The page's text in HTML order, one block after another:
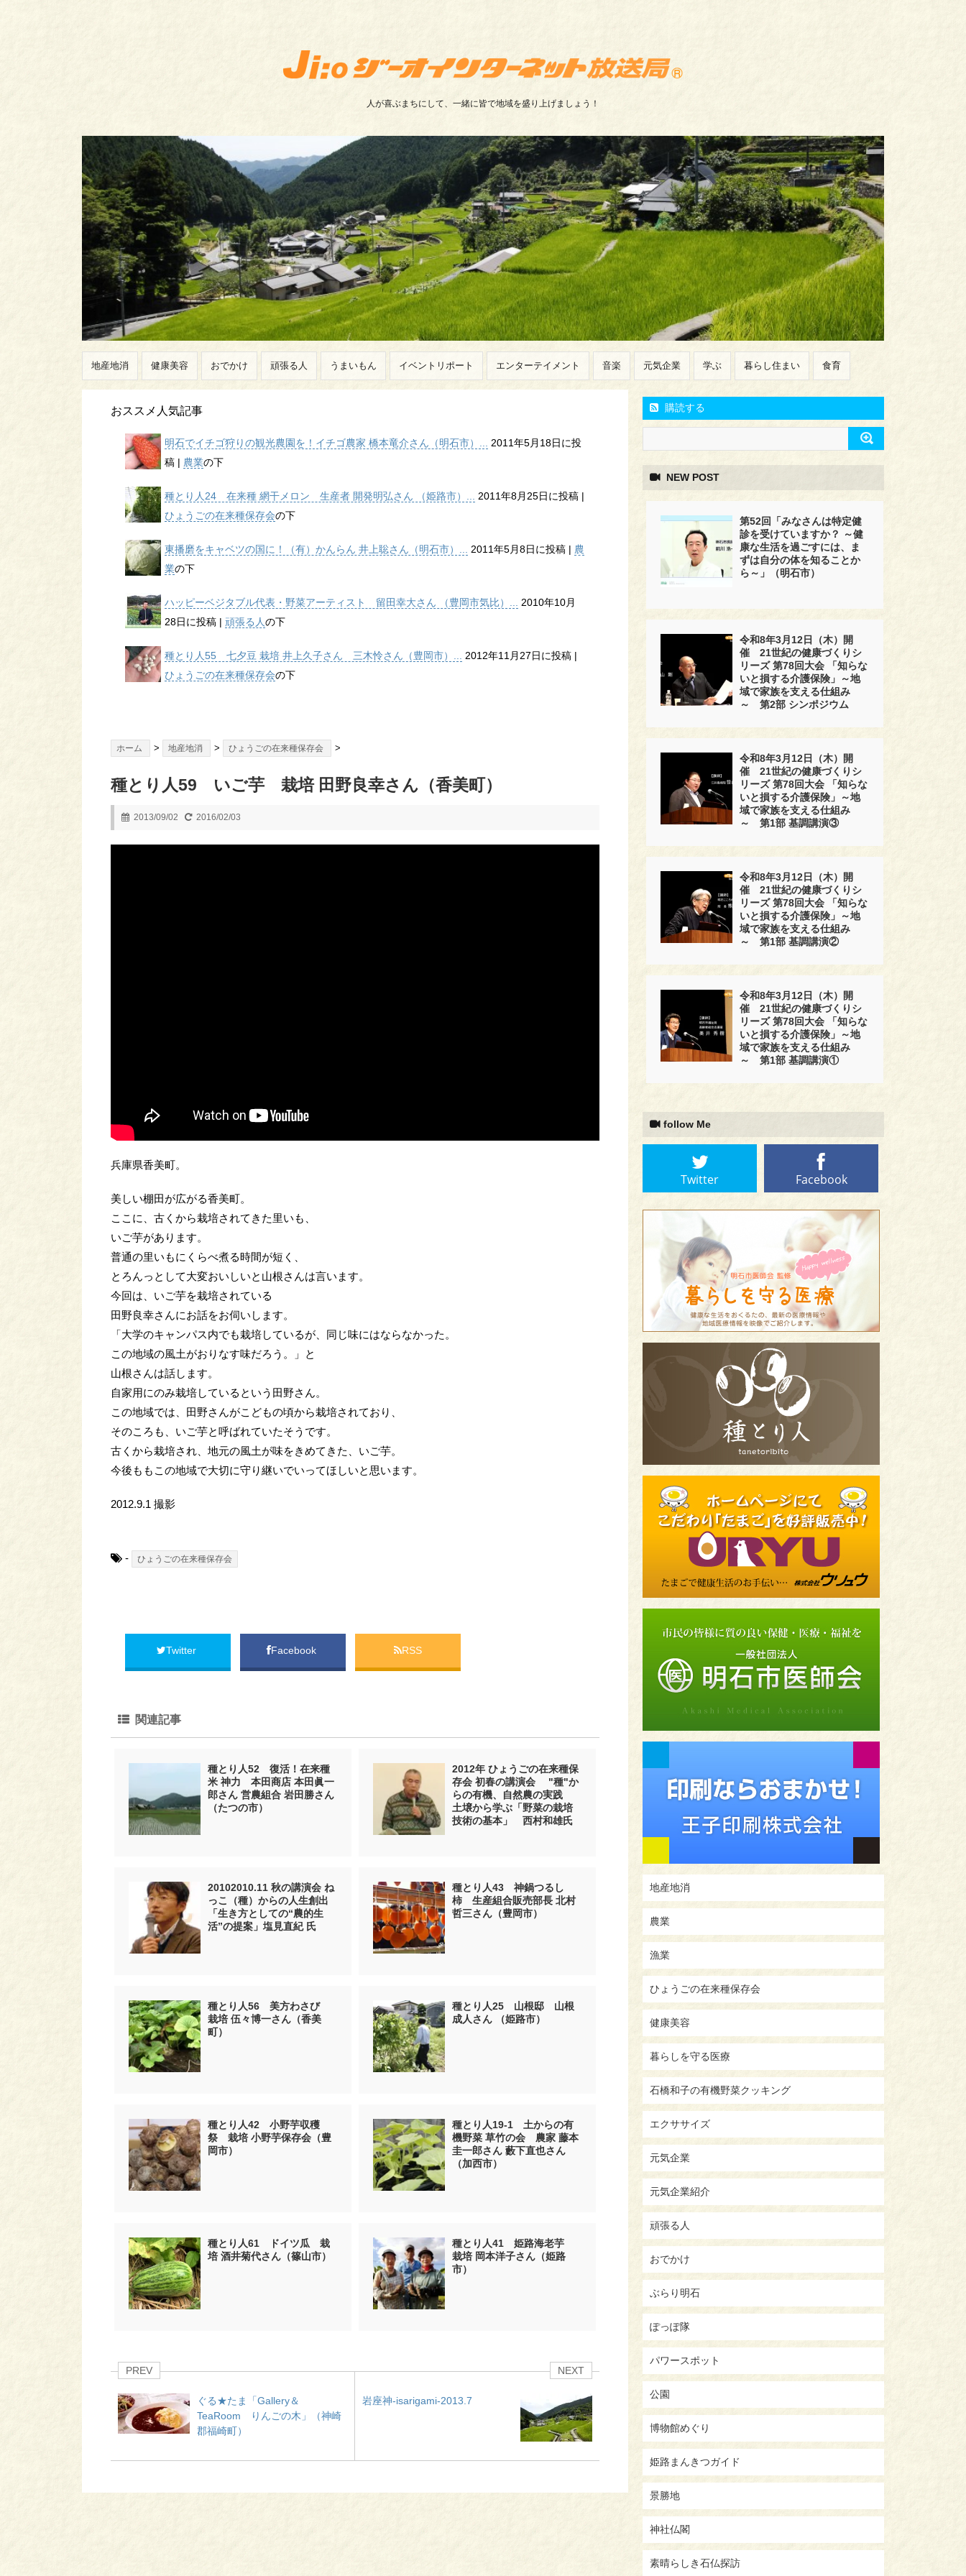
人が喜ぶまちにして、一緒に皆で地域を盛り上げましょう！
地産地消 健康美容 おでかけ 頑張る人 うまいもん イベントリポート エンターテイメント 音楽 元気企業 学ぶ 暮らし住まい 食育
おススメ人気記事
明石でイチゴ狩りの観光農園を！イチゴ農家 橋本竜介さん（明石市）...
2011年5月18日に投
稿 | 農業の下
種とり人24 在来種 網干メロン 生産者 開発明弘さん （姫路市）... 2011年8月25日に投稿 |
ひょうごの在来種保存会の下
東播磨をキャベツの国に！（有）かんらん 井上聡さん（明石市）... 2011年5月8日に投稿 | 農
業の下
ハッピーベジタブル代表・野菜アーティスト 留田幸大さん （豊岡市気比）...
2010年10月
28日に投稿 | 頑張る人の下
種とり人55 七夕豆 栽培 井上久子さん 三木怜さん（豊岡市）... 2012年11月27日に投稿 |
ひょうごの在来種保存会の下
ホーム > 地産地消 > ひょうごの在来種保存会 >
種とり人59 いご芋 栽培 田野良幸さん（香美町）
2013/09/02 2016/02/03
兵庫県香美町。
美しい棚田が広がる香美町。
ここに、古くから栽培されてきた里いも、
いご芋があります。
普通の里いもにくらべ煮る時間が短く、
とろんっとして大変おいしいと山根さんは言います。
今回は、いご芋を栽培されている
田野良幸さんにお話をお伺いします。
「大学のキャンパス内でも栽培しているが、同じ味にはならなかった。
この地域の風土がおりなす味だろう。」と
山根さんは話します。
自家用にのみ栽培しているという田野さん。
この地域では、田野さんがこどもの頃から栽培されており、
そのころも、いご芋と呼ばれていたそうです。
古くから栽培され、地元の風土が味をきめてきた、いご芋。
今後ももこの地域で大切に守り継いでいってほしいと思います。
2012.9.1 撮影
- ひょうごの在来種保存会
Twitter Facebook RSS
関連記事
種とり人52 復活！在来種
米 神力 本田商店 本田眞一
郎さん 営農組合 岩田勝さん
（たつの市）
2012年 ひょうごの在来種保
存会 初春の講演会 "種"か
らの有機、自然農の実践
土壌から学ぶ「野菜の栽培
技術の基本」 西村和雄氏
20102010.11 秋の講演会 ね
っこ（種）からの人生創出
「生き方としての“農的生
活”の提案」塩見直紀 氏
種とり人43 神鍋つるし
柿 生産組合販売部長 北村
哲三さん（豊岡市）
種とり人56 美方わさび
栽培 伍々博一さん（香美
町）
種とり人25 山根邸 山根
成人さん （姫路市）
種とり人42 小野芋収穫
祭 栽培 小野芋保存会（豊
岡市）
種とり人19-1 土からの有
機野菜 草竹の会 農家 藤本
圭一郎さん 藪下直也さん
（加西市）
種とり人61 ドイツ瓜 栽
培 酒井菊代さん（篠山市）
種とり人41 姫路海老芋
栽培 岡本洋子さん（姫路
市）
PREV
ぐる★たま「Gallery＆
TeaRoom りんごの木」（神崎
郡福崎町）
NEXT
岩座神-isarigami-2013.7
購読する
NEW POST
第52回「みなさんは特定健
診を受けていますか？ ～健
康な生活を過ごすには、ま
ずは自分の体を知ることか
ら～」（明石市）
令和8年3月12日（木）開
催 21世紀の健康づくりシ
リーズ 第78回大会 「知らな
いと損する介護保険」～地
域で家族を支える仕組み
～ 第2部 シンポジウム
令和8年3月12日（木）開
催 21世紀の健康づくりシ
リーズ 第78回大会 「知らな
いと損する介護保険」～地
域で家族を支える仕組み
～ 第1部 基調講演③
令和8年3月12日（木）開
催 21世紀の健康づくりシ
リーズ 第78回大会 「知らな
いと損する介護保険」～地
域で家族を支える仕組み
～ 第1部 基調講演②
令和8年3月12日（木）開
催 21世紀の健康づくりシ
リーズ 第78回大会 「知らな
いと損する介護保険」～地
域で家族を支える仕組み
～ 第1部 基調講演①
follow Me
Twitter Facebook
地産地消
農業
漁業
ひょうごの在来種保存会
健康美容
暮らしを守る医療
石橋和子の有機野菜クッキング
エクササイズ
元気企業
元気企業紹介
頑張る人
おでかけ
ぶらり明石
ぽっぽ隊
パワースポット
公園
博物館めぐり
姫路まんきつガイド
景勝地
神社仏閣
素晴らしき石仏探訪